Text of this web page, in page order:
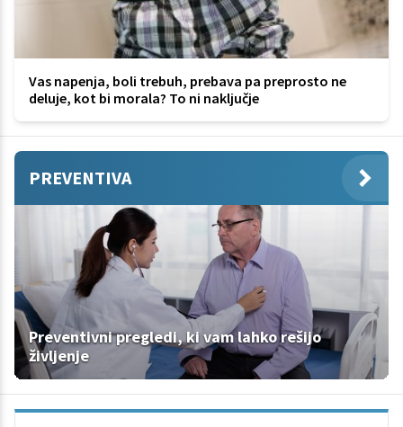
Vas napenja, boli trebuh, prebava pa preprosto ne
deluje, kot bi morala? To ni naključje
PREVENTIVA
Preventivni pregledi, ki vam lahko rešijo
življenje